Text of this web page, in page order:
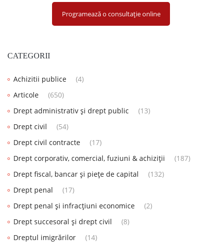
Programează o consultație online
CATEGORII
Achizitii publice
(4)
Articole
(650)
Drept administrativ și drept public
(13)
Drept civil
(54)
Drept civil contracte
(17)
Drept corporativ, comercial, fuziuni & achiziții
(187)
Drept fiscal, bancar și piețe de capital
(132)
Drept penal
(17)
Drept penal și infracțiuni economice
(2)
Drept succesoral și drept civil
(8)
Dreptul imigrărilor
(14)